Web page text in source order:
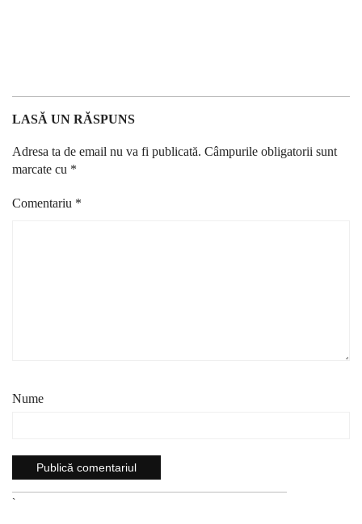
LASĂ UN RĂSPUNS
Adresa ta de email nu va fi publicată. Câmpurile obligatorii sunt
marcate cu *
Comentariu *
Nume
`